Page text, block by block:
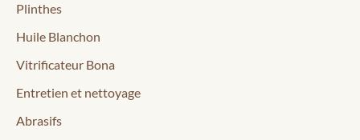
Plinthes
Huile Blanchon
Vitrificateur Bona
Entretien et nettoyage
Abrasifs